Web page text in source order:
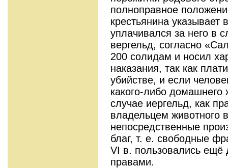
полноправное
крестьянина указывает
уплачивался за него в
вергельд, согласно
200 солидам и носил
наказания, так как
убийстве, и если
какого-либо домашнего
случае иергельд, как
владельцем животного
непосредственные
благ, т. е. свободные
VI в. пользовались ещё
правами.